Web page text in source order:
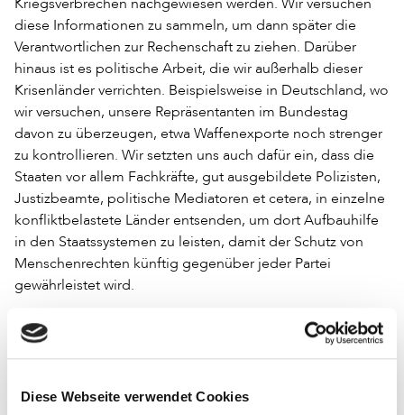
Diese Webseite verwendet Cookies
Kriegsverbrechen nachgewiesen werden. Wir versuchen
diese Informationen zu sammeln, um dann später die
Verantwortlichen zur Rechenschaft zu ziehen. Darüber
hinaus ist es politische Arbeit, die wir außerhalb dieser
Krisenländer verrichten. Beispielsweise in Deutschland, wo
wir versuchen, unsere Repräsentanten im Bundestag
davon zu überzeugen, etwa Waffenexporte noch strenger
zu kontrollieren. Wir setzten uns auch dafür ein, dass die
Staaten vor allem Fachkräfte, gut ausgebildete Polizisten,
Justizbeamte, politische Mediatoren et cetera, in einzelne
konfliktbelastete Länder entsenden, um dort Aufbauhilfe
in den Staatssystemen zu leisten, damit der Schutz von
Menschenrechten künftig gegenüber jeder Partei
gewährleistet wird.
Wodurch entstehen diese Konflikte überhaupt?
Es gibt zwar keine Antwort, die pauschal für jeden Konflikt
vorherigen Menschenrechtsverletzungen hervorgehen.